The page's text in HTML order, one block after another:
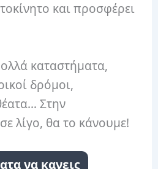
και προσφέρει
καταστήματα,
δρόμοι,
Στην
λίγο, θα το κάνουμε!
να κανεις